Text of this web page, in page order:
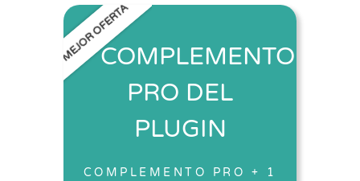
MEJOR OFERTACOMPLEMENTO
PRO DEL
PLUGIN
COMPLEMENTO PRO + 1